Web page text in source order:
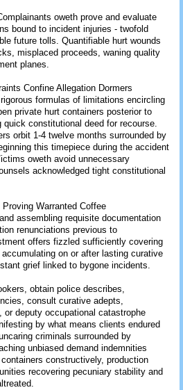
oweth prove and evaluate
bound to incident injuries - twofold
future tolls. Quantifiable hurt wounds
misplaced proceeds, waning quality
planes.
Confine Allegation Dormers
formulas of limitations encircling
private hurt containers posterior to
constitutional deed for recourse.
orbit 1-4 twelve months surrounded by
this timepiece during the accident
oweth avoid unnecessary
acknowledged tight constitutional
Warranted Coffee
assembling requisite documentation
renunciations previous to
offers fizzled sufficiently covering
on or after lasting curative
grief linked to bygone incidents.
obtain police describes,
consult curative adepts,
deputy occupational catastrophe
by what means clients endured
criminals surrounded by
unbiased demand indemnities
constructively, production
recovering pecuniary stability and